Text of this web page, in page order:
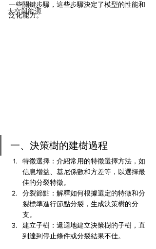
太空與能源
一些關鍵步驟，這些步驟決定了模型的性能和
泛化能力。
一、決策樹的建樹過程
特徵選擇：介紹常用的特徵選擇方法，如
信息增益、基尼係數和方差等，以選擇最
佳的分裂特徵。
分裂節點：解釋如何根據選定的特徵和分
裂標準進行節點分裂，生成決策樹的分
支。
建立子樹：遞迴地建立決策樹的子樹，直
到達到停止條件或分裂結果不佳。